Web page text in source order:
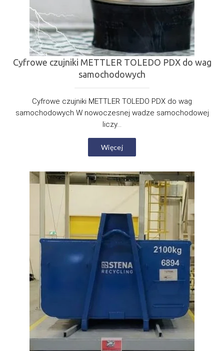
Cyfrowe czujniki METTLER TOLEDO PDX do wag
samochodowych
Cyfrowe czujniki METTLER TOLEDO PDX do wag
samochodowych W nowoczesnej wadze samochodowej
liczy...
Więcej